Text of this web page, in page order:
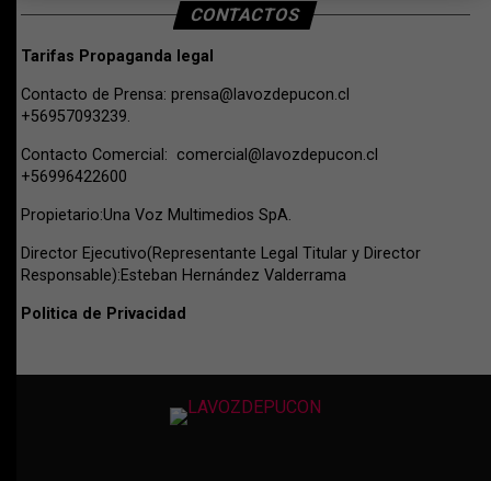
CONTACTOS
Tarifas Propaganda legal
Contacto de Prensa: prensa@lavozdepucon.cl
+56957093239.
Contacto Comercial: comercial@lavozdepucon.cl
+56996422600
Propietario:Una Voz Multimedios SpA.
Director Ejecutivo(Representante Legal Titular y Director
Responsable):Esteban Hernández Valderrama
Politica de Privacidad